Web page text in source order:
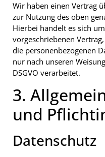
Wir haben einen Vertrag
zur Nutzung des oben
Hierbei handelt es sich
vorgeschriebenen
die personenbezogenen
nur nach unseren
DSGVO verarbeitet.
3.
und
Datenschutz